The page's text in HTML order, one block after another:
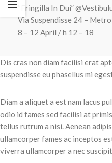
“Fringilla In Dui”
Via Suspendisse 24 –
8 – 12 April / h 12 – 18
Dis cras non diam facilisi erat
suspendisse eu phasellus mi
Diam a aliquet a est nam lacus
odio id fames sed facilisi at
tellus rutrum a nisi. Aenean
ullamcorper fames ac inceptos
viverra ullamcorper a nec